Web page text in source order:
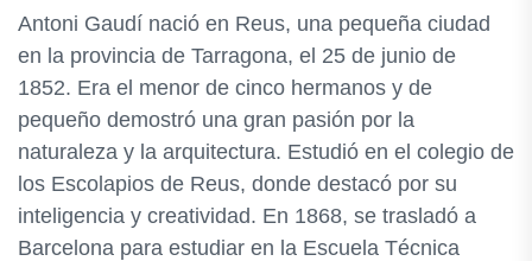
Antoni Gaudí nació en Reus, una pequeña ciudad
en la provincia de Tarragona, el 25 de junio de
1852. Era el menor de cinco hermanos y de
pequeño demostró una gran pasión por la
naturaleza y la arquitectura. Estudió en el colegio de
los Escolapios de Reus, donde destacó por su
inteligencia y creatividad. En 1868, se trasladó a
Barcelona para estudiar en la Escuela Técnica